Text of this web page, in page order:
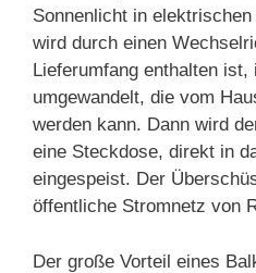
Sonnenlicht in
wird durch einen
Lieferumfang enthalten ist,
umgewandelt, die vom
werden kann. Dann wird
eine Steckdose, direkt in
eingespeist. Der
öffentliche Stromnetz von
Der große Vorteil eines